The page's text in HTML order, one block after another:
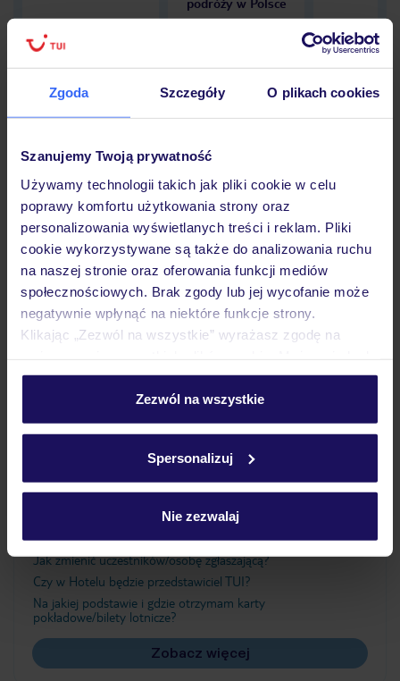
Zgoda Szczegóły O plikach cookies
Szanujemy Twoją prywatność
Używamy technologii takich jak pliki cookie w celu
poprawy komfortu użytkowania strony oraz
personalizowania wyświetlanych treści i reklam. Pliki
cookie wykorzystywane są także do analizowania ruchu
na naszej stronie oraz oferowania funkcji mediów
społecznościowych. Brak zgody lub jej wycofanie może
negatywnie wpłynąć na niektóre funkcje strony.
Klikając „Zezwól na wszystkie” wyrażasz zgodę na
personalizować swój wybór wchodząc w zakładkę
Szczegółowe informacje o plikach cookie znajdziesz
Zezwól na wszystkie
Spersonalizuj
Nie zezwalaj
Hotel
Opinie
Pokoje
Wyżywienie
Ważne informacje
Jak zmienić uczestników/osobę zgłaszającą?
Czy w Hotelu będzie przedstawiciel TUI?
Na jakiej podstawie i gdzie otrzymam karty
pokładowe/bilety lotnicze?
Zobacz więcej